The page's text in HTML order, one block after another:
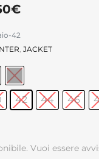
€
42
JACKET
42 44 46
Vuoi essere